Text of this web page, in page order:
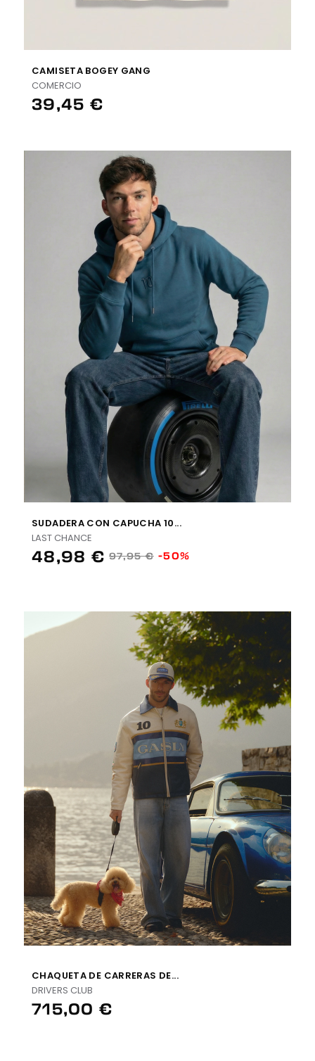
CAMISETA BOGEY GANG
COMERCIO
39,45 €
SUDADERA CON CAPUCHA 10...
LAST CHANCE
48,98 € 97,95 € -50%
CHAQUETA DE CARRERAS DE...
DRIVERS CLUB
715,00 €